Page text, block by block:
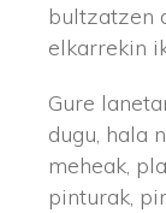
bultzatzen
elkarrekin
Gure
dugu, hala
meheak,
pinturak,